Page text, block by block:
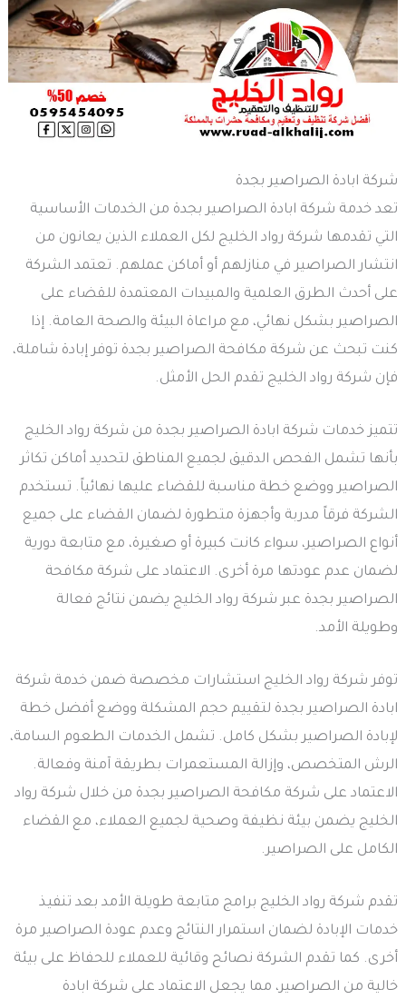
شركة ابادة الصراصير بجدة
تعد خدمة شركة ابادة الصراصير بجدة من الخدمات الأساسية
التي تقدمها شركة رواد الخليج لكل العملاء الذين يعانون من
انتشار الصراصير في منازلهم أو أماكن عملهم. تعتمد الشركة
على أحدث الطرق العلمية والمبيدات المعتمدة للقضاء على
الصراصير بشكل نهائي، مع مراعاة البيئة والصحة العامة. إذا
كنت تبحث عن شركة مكافحة الصراصير بجدة توفر إبادة شاملة،
فإن شركة رواد الخليج تقدم الحل الأمثل.
تتميز خدمات شركة ابادة الصراصير بجدة من شركة رواد الخليج
بأنها تشمل الفحص الدقيق لجميع المناطق لتحديد أماكن تكاثر
الصراصير ووضع خطة مناسبة للقضاء عليها نهائياً. تستخدم
الشركة فرقاً مدربة وأجهزة متطورة لضمان القضاء على جميع
أنواع الصراصير، سواء كانت كبيرة أو صغيرة، مع متابعة دورية
لضمان عدم عودتها مرة أخرى. الاعتماد على شركة مكافحة
الصراصير بجدة عبر شركة رواد الخليج يضمن نتائج فعالة
وطويلة الأمد.
توفر شركة رواد الخليج استشارات مخصصة ضمن خدمة شركة
ابادة الصراصير بجدة لتقييم حجم المشكلة ووضع أفضل خطة
لإبادة الصراصير بشكل كامل. تشمل الخدمات الطعوم السامة،
الرش المتخصص، وإزالة المستعمرات بطريقة آمنة وفعالة.
الاعتماد على شركة مكافحة الصراصير بجدة من خلال شركة رواد
الخليج يضمن بيئة نظيفة وصحية لجميع العملاء، مع القضاء
الكامل على الصراصير.
تقدم شركة رواد الخليج برامج متابعة طويلة الأمد بعد تنفيذ
خدمات الإبادة لضمان استمرار النتائج وعدم عودة الصراصير مرة
أخرى. كما تقدم الشركة نصائح وقائية للعملاء للحفاظ على بيئة
خالية من الصراصير، مما يجعل الاعتماد على شركة ابادة